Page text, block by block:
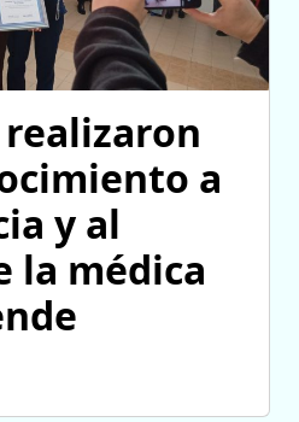
realizaron
a
y al
la médica